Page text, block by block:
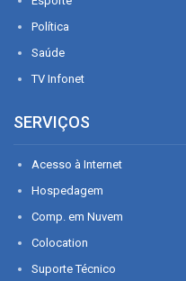
Política
Saúde
TV Infonet
SERVIÇOS
Acesso à Internet
Hospedagem
Comp. em Nuvem
Colocation
Suporte Técnico